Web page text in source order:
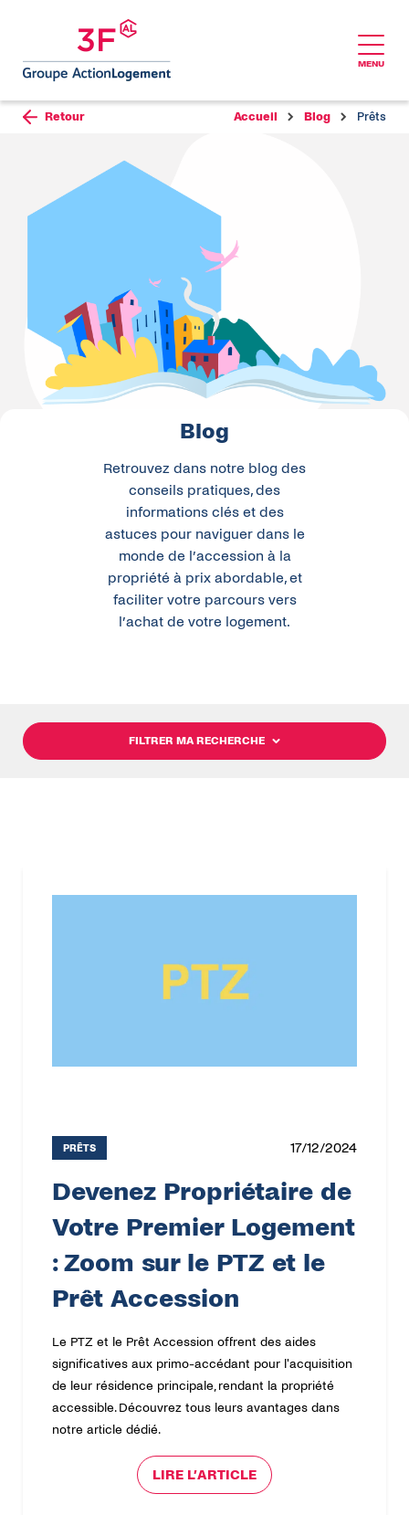
Aller au contenu
MENU
Retour Accueil Blog Prêts
Blog
Retrouvez dans notre blog des
conseils pratiques, des
informations clés et des
astuces pour naviguer dans le
monde de l’accession à la
propriété à prix abordable, et
faciliter votre parcours vers
l’achat de votre logement.
FILTRER MA RECHERCHE
PRÊTS 17/12/2024
Devenez Propriétaire de
Votre Premier Logement
: Zoom sur le PTZ et le
Prêt Accession
Le PTZ et le Prêt Accession offrent des aides
significatives aux primo-accédant pour l'acquisition
de leur résidence principale, rendant la propriété
accessible. Découvrez tous leurs avantages dans
notre article dédié.
LIRE L’ARTICLE